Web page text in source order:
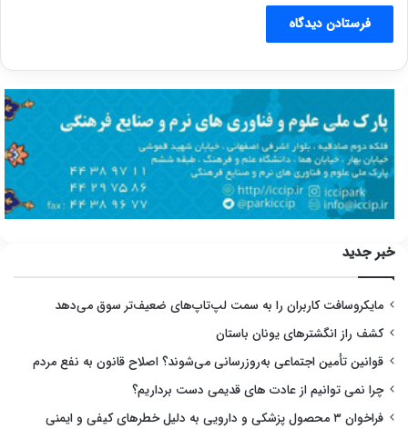
خبر جدید
مایکروسافت کاربران را به سمت لپ‌تاپ‌های ضعیف‌تر سوق می‌دهد
کشف راز انگشترهای یونان باستان
قوانین تأمین اجتماعی به‌روزرسانی می‌شوند؟ اصلاح قانون به نفع مردم
چرا نمی توانیم از عادت های قدیمی دست برداریم؟
فراخوان ۳ محصول پزشکی و دارویی به دلیل خطرهای کیفی و ایمنی